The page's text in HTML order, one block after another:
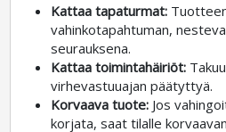
Kattaa tapaturmat:
vahinkotapahtuman,
seurauksena.
Kattaa toimintahäiriöt:
virhevastuuajan päätyttyä.
Korvaava tuote: Jos
korjata, saat tilalle